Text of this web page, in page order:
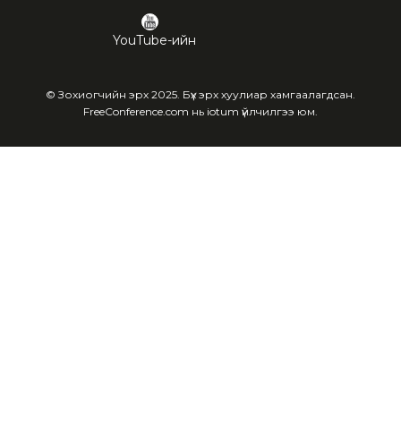
YouTube-ийн
© Зохиогчийн эрх 2025. Бүх эрх хуулиар хамгаалагдсан.
FreeConference.com нь iotum үйлчилгээ юм.